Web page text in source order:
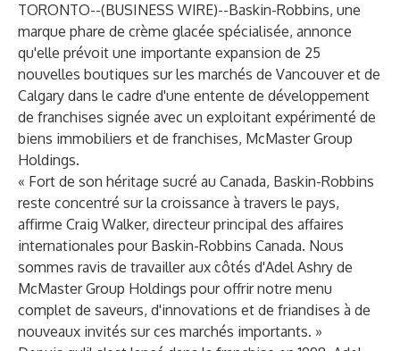
TORONTO--(BUSINESS WIRE)--Baskin-Robbins, une
marque phare de crème glacée spécialisée, annonce
qu'elle prévoit une importante expansion de 25
nouvelles boutiques sur les marchés de Vancouver et de
Calgary dans le cadre d'une entente de développement
de franchises signée avec un exploitant expérimenté de
biens immobiliers et de franchises, McMaster Group
Holdings.
« Fort de son héritage sucré au Canada, Baskin-Robbins
reste concentré sur la croissance à travers le pays,
affirme Craig Walker, directeur principal des affaires
internationales pour Baskin-Robbins Canada. Nous
sommes ravis de travailler aux côtés d'Adel Ashry de
McMaster Group Holdings pour offrir notre menu
complet de saveurs, d'innovations et de friandises à de
nouveaux invités sur ces marchés importants. »